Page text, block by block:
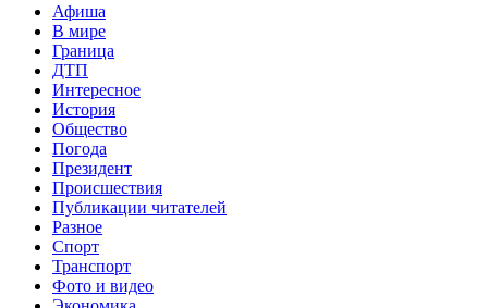
Афиша
В мире
Граница
ДТП
Интересное
История
Общество
Погода
Президент
Происшествия
Публикации читателей
Разное
Спорт
Транспорт
Фото и видео